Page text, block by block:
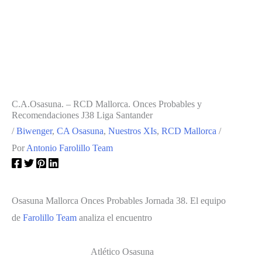
C.A.Osasuna. – RCD Mallorca. Onces Probables y
Recomendaciones J38 Liga Santander
/Biwenger, CA Osasuna, Nuestros XIs, RCD Mallorca /
Por Antonio Farolillo Team
Osasuna Mallorca Onces Probables Jornada 38. El equipo
de Farolillo Team analiza el encuentro
Atlético Osasuna